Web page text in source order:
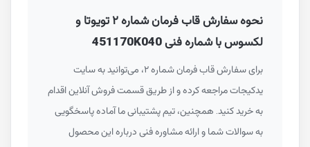
نحوه سفارش قاب فرمان شماره ۲ تویوتا و
لکسوس با شماره فنی 451170K040
برای سفارش قاب فرمان شماره ۲، می‌توانید به سایت
یدکیجات مراجعه کرده و از طریق قسمت فروش آنلاین اقدام
به خرید کنید. همچنین، تیم پشتیبانی ما آماده پاسخگویی
به سوالات شما و ارائه مشاوره فنی درباره این محصول